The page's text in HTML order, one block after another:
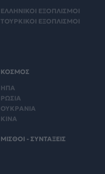
ΕΛΛΗΝΙΚΟΙ ΕΞΟΠΛΙΣΜΟΙ
ΤΟΥΡΚΙΚΟΙ ΕΞΟΠΛΙΣΜΟΙ
ΚΟΣΜΟΣ
ΗΠΑ
ΡΩΣΙΑ
ΟΥΚΡΑΝΙΑ
ΚΙΝΑ
ΜΙΣΘΟΙ - ΣΥΝΤΑΞΕΙΣ